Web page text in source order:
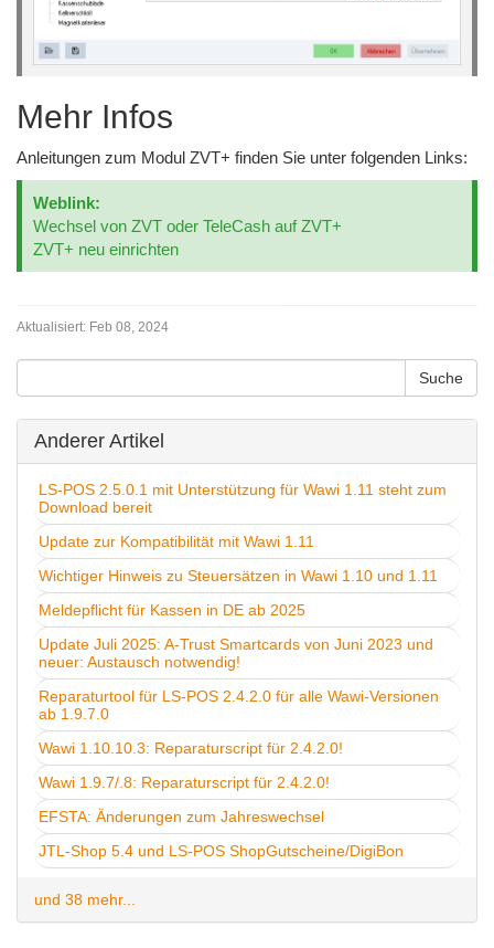
Mehr Infos
Anleitungen zum Modul ZVT+ finden Sie unter folgenden Links:
Wechsel von ZVT oder TeleCash auf ZVT+
ZVT+ neu einrichten
Aktualisiert: Feb 08, 2024
Anderer Artikel
LS-POS 2.5.0.1 mit Unterstützung für Wawi 1.11 steht zum
Download bereit
Update zur Kompatibilität mit Wawi 1.11
Wichtiger Hinweis zu Steuersätzen in Wawi 1.10 und 1.11
Meldepflicht für Kassen in DE ab 2025
Update Juli 2025: A-Trust Smartcards von Juni 2023 und
neuer: Austausch notwendig!
Reparaturtool für LS-POS 2.4.2.0 für alle Wawi-Versionen
ab 1.9.7.0
Wawi 1.10.10.3: Reparaturscript für 2.4.2.0!
Wawi 1.9.7/.8: Reparaturscript für 2.4.2.0!
EFSTA: Änderungen zum Jahreswechsel
JTL-Shop 5.4 und LS-POS ShopGutscheine/DigiBon
und 38 mehr...